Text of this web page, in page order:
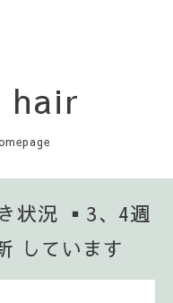
hair
状況 ▪️3、4週
しています